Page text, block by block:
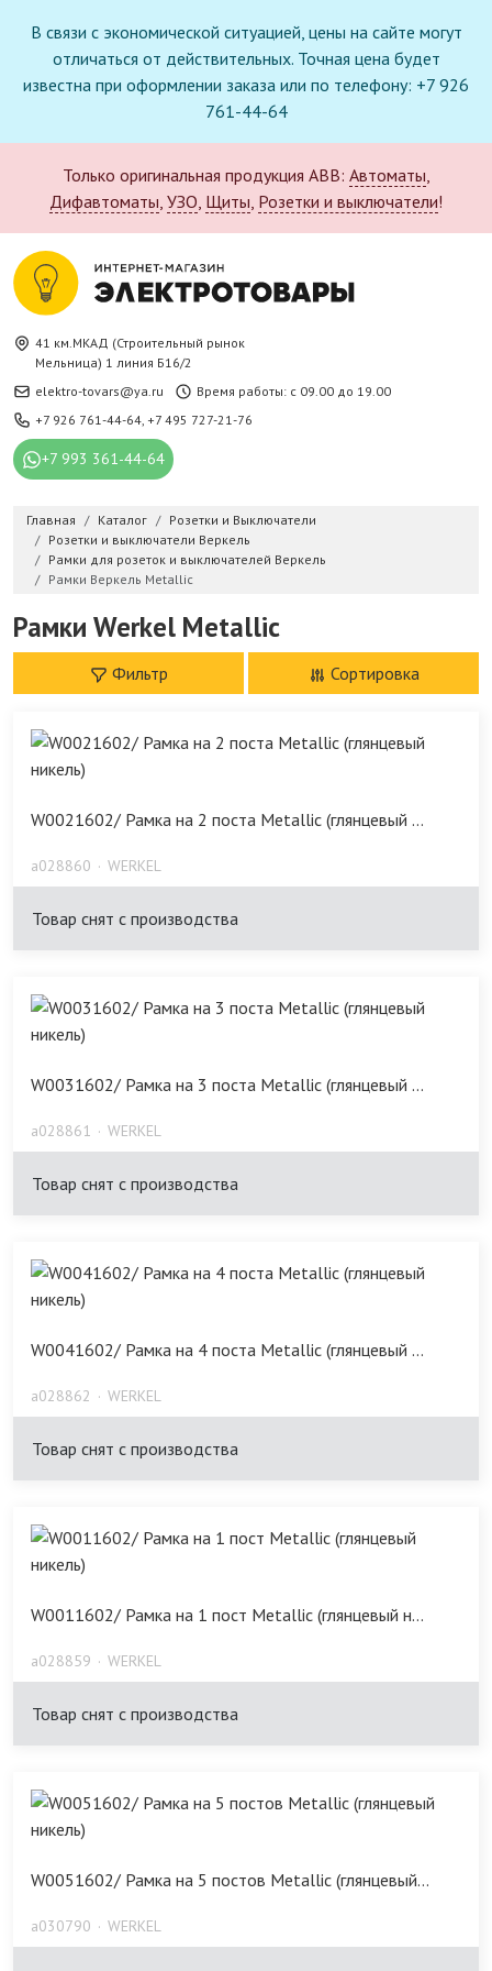
В связи с экономической ситуацией, цены на сайте могут
отличаться от действительных. Точная цена будет
известна при оформлении заказа или по телефону: +7 926
761-44-64
Только оригинальная продукция ABB: Автоматы,
Дифавтоматы, УЗО, Щиты, Розетки и выключатели!
41 км.МКАД (Строительный рынок
Мельница) 1 линия Б16/2
elektro-tovars@ya.ru
Время работы: с 09.00 до 19.00
+7 926 761-44-64, +7 495 727-21-76
+7 993 361-44-64
Главная Каталог
Розетки и Выключатели
Розетки и выключатели Веркель
Рамки для розеток и выключателей Веркель
Рамки Веркель Metallic
Рамки Werkel Metallic
Фильтр Сортировка
W0021602/ Рамка на 2 поста Metallic (глянцевый ...
a028860 WERKEL
Товар снят с производства
W0031602/ Рамка на 3 поста Metallic (глянцевый ...
a028861 WERKEL
Товар снят с производства
W0041602/ Рамка на 4 поста Metallic (глянцевый ...
a028862 WERKEL
Товар снят с производства
W0011602/ Рамка на 1 пост Metallic (глянцевый н...
a028859 WERKEL
Товар снят с производства
W0051602/ Рамка на 5 постов Metallic (глянцевый...
a030790 WERKEL